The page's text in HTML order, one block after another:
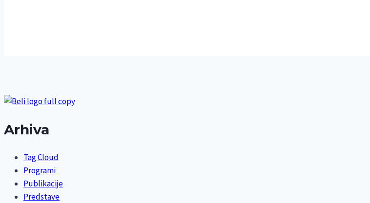
Arhiva
Tag Cloud
Programi
Publikacije
Predstave